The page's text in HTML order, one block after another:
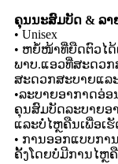
ຄຸນນະສົມບັດ & ລາ
• Unisex
• ຫຍໍ້ໜ້າທີ່ຍືດຕົວໄດ້
ພາບ.ແອວທີ່ສະດວກ
ສະດວກສະບາຍແລ
•ລະບາຍອາກາດອ່
ຄຸນສົມບັດລະບາຍອ
ແລະບໍ່ໄຫຼຄືນເພື່ອເ
• ການອອກແບບກ
ຄັ້ງໂດຍບໍ່ມີການໄຫຼ